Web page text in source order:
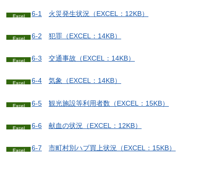
6-1 火災発生状況（EXCEL：12KB）
6-2 犯罪（EXCEL：14KB）
6-3 交通事故（EXCEL：14KB）
6-4 気象（EXCEL：14KB）
6-5 観光施設等利用者数（EXCEL：15KB）
6-6 献血の状況（EXCEL：12KB）
6-7 市町村別ハブ買上状況（EXCEL：15KB）